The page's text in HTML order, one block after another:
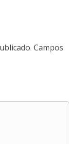
Campos